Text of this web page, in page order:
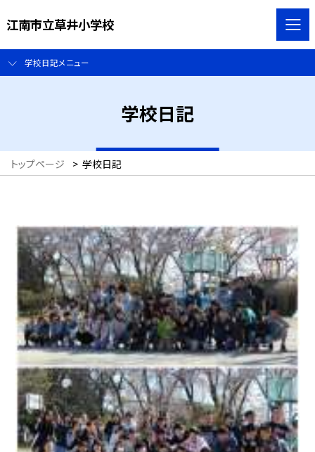
江南市立草井小学校
学校日記メニュー
学校日記
トップページ > 学校日記